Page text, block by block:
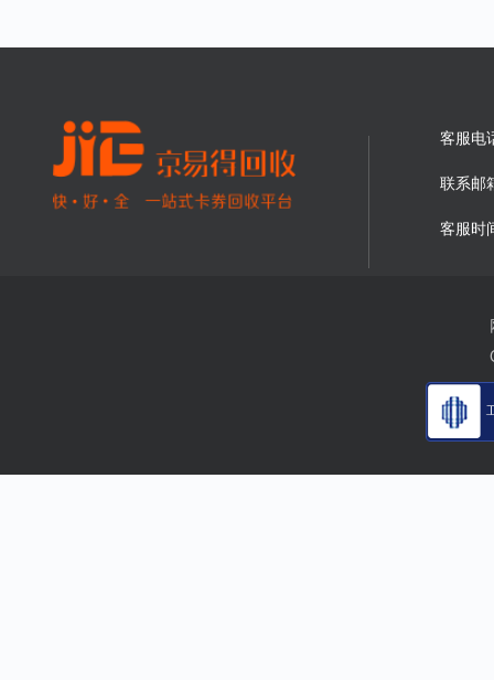
客服电
联系邮
客服时